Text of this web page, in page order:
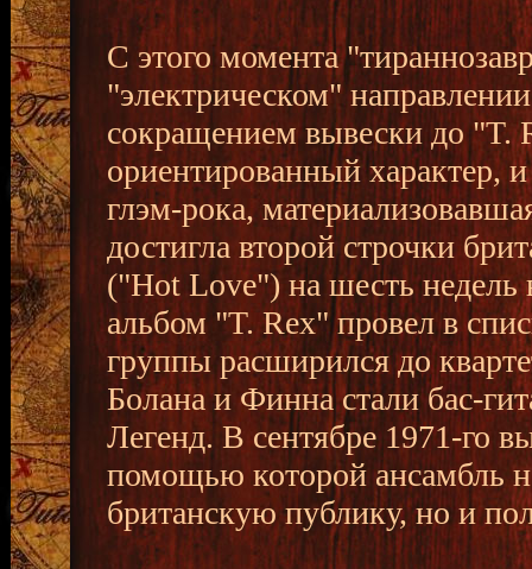
С этого момента
"электрическом"
сокращением вывески до "T.
ориентированный характер,
глэм-рока,
достигла второй строчки
("Hot Love") на шесть недель
альбом "T. Rex" провел в
группы расширился до
Болана и Финна стали бас-
Легенд. В сентябре 1971-го
помощью которой ансамбль
британскую публику, но и